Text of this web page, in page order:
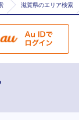
滋賀県のエリア検索